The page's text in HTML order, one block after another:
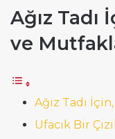
Ağız Tadı
ve
Ağız Tadı
Ufacık Bir